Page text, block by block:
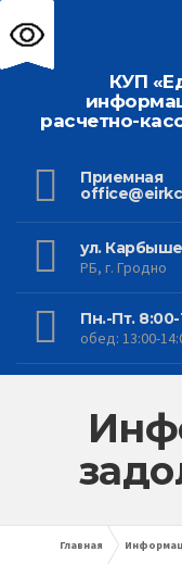
КУП
расчетно-
Приемная
ул.
РБ, г. Гродно
Пн.-Пт. 8:00-
обед: 13:00-
Главная